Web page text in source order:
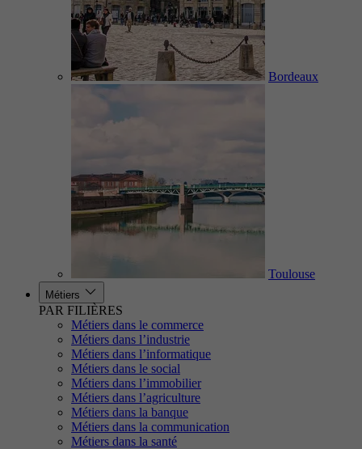
Bordeaux
Toulouse
Métiers
PAR FILIÈRES
Métiers dans le commerce
Métiers dans l’industrie
Métiers dans l’informatique
Métiers dans le social
Métiers dans l’immobilier
Métiers dans l’agriculture
Métiers dans la banque
Métiers dans la communication
Métiers dans la santé